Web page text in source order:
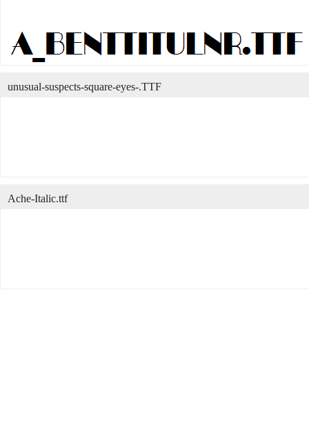
unusual-suspects-square-eyes-.TTF
Ache-Italic.ttf